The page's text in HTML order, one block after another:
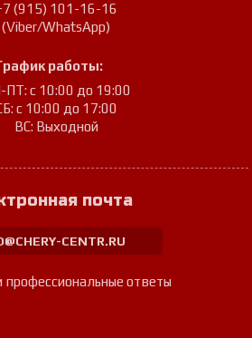
(915) 101-16-16
(Viber/WhatsApp)
работы:
ПТ: с 10:00 до 19:00
с 10:00 до 17:00
ВС: Выходной
почта
CENTR.RU
профессиональные ответы